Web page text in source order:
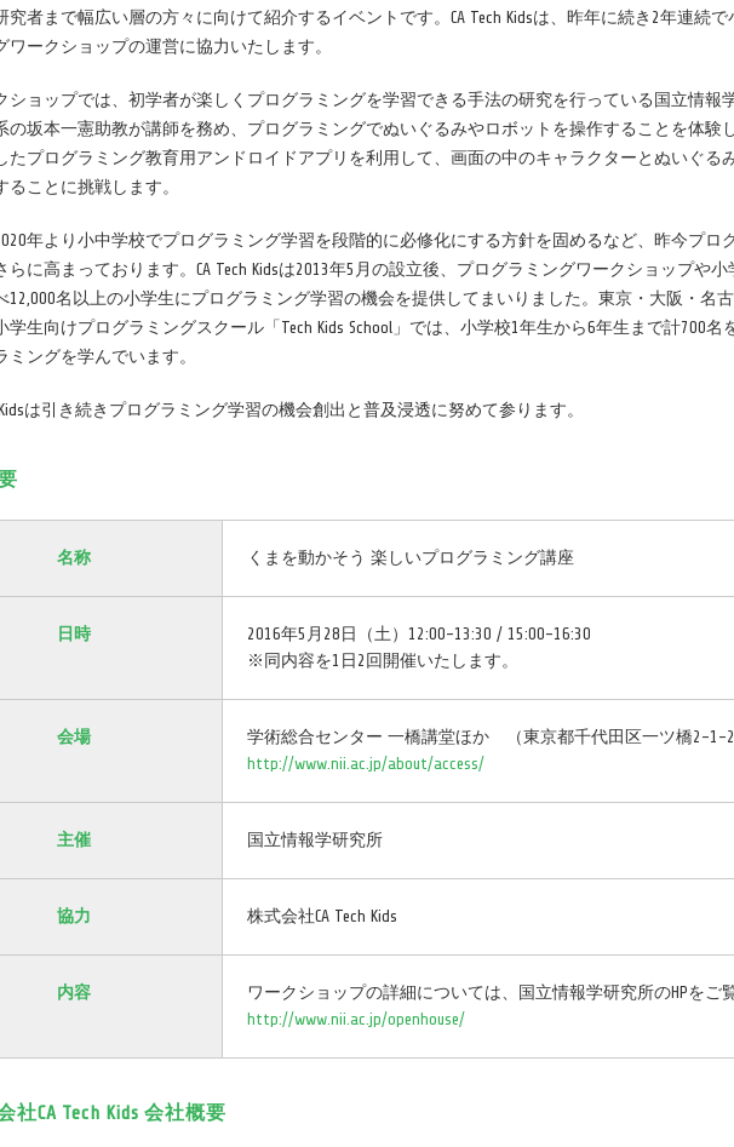
究者まで幅広い層の方々に向けて紹介するイベントです。CA Tech Kidsは、昨年に続き2年連続
ワークショップの運営に協力いたします。
ョップでは、初学者が楽しくプログラミングを学習できる手法の研究を行っている国立情報
の坂本一憲助教が講師を務め、プログラミングでぬいぐるみやロボットを操作することを体験
たプログラミング教育用アンドロイドアプリを利用して、画面の中のキャラクターとぬいぐる
ることに挑戦します。
年より小中学校でプログラミング学習を段階的に必修化にする方針を固めるなど、昨今プロ
らに高まっております。CA Tech Kidsは2013年5月の設立後、プログラミングワークショップや
12,000名以上の小学生にプログラミング学習の機会を提供してまいりました。東京・大阪・名
学生向けプログラミングスクール「Tech Kids School」では、小学校1年生から6年生まで計700
ミングを学んでいます。
は引き続きプログラミング学習の機会創出と普及浸透に努めて参ります。
名称 くまを動かそう 楽しいプログラミング講座
日時
2016年5月28日（土）12:00-13:30 / 15:00-16:30
※同内容を1日2回開催いたします。
会場
学術総合センター 一橋講堂ほか （東京都千代田区一ツ橋2-1-2
http://www.nii.ac.jp/about/access/
主催 国立情報学研究所
協力 株式会社CA Tech Kids
内容
ワークショップの詳細については、国立情報学研究所のHPをご
http://www.nii.ac.jp/openhouse/
社CA Tech Kids 会社概要